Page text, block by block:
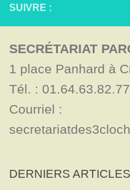
SUIVRE :
SECRÉTARIAT
1 place Panhard à
Tél. :
Courriel :
DERNIERS ARTICLES